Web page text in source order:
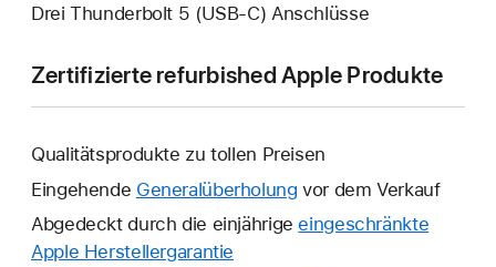
Drei Thunderbolt 5 (USB‑C) Anschlüsse
Zertifizierte refurbished Apple Produkte
Qualitätsprodukte zu tollen Preisen
Eingehende Generalüberholung vor dem Verkauf
Abgedeckt durch die einjährige eingeschränkte
Apple Herstellergarantie